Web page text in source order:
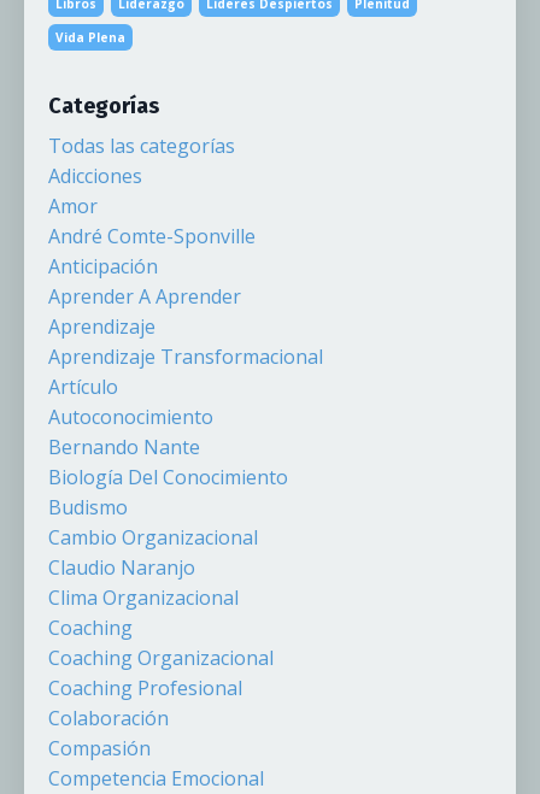
Libros Liderazgo Lideres Despiertos
Plenitud
Vida Plena
Categorías
Todas las categorías
Adicciones
Amor
André Comte-Sponville
Anticipación
Aprender A Aprender
Aprendizaje
Aprendizaje Transformacional
Artículo
Autoconocimiento
Bernando Nante
Biología Del Conocimiento
Budismo
Cambio Organizacional
Claudio Naranjo
Clima Organizacional
Coaching
Coaching Organizacional
Coaching Profesional
Colaboración
Compasión
Competencia Emocional